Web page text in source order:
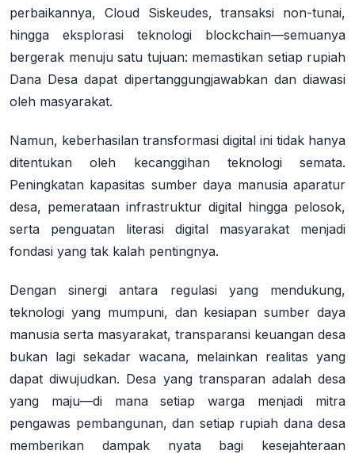
perbaikannya, Cloud Siskeudes, transaksi non-tunai,
hingga eksplorasi teknologi blockchain—semuanya
bergerak menuju satu tujuan: memastikan setiap rupiah
Dana Desa dapat dipertanggungjawabkan dan diawasi
oleh masyarakat.
Namun, keberhasilan transformasi digital ini tidak hanya
ditentukan oleh kecanggihan teknologi semata.
Peningkatan kapasitas sumber daya manusia aparatur
desa, pemerataan infrastruktur digital hingga pelosok,
serta penguatan literasi digital masyarakat menjadi
fondasi yang tak kalah pentingnya.
Dengan sinergi antara regulasi yang mendukung,
teknologi yang mumpuni, dan kesiapan sumber daya
manusia serta masyarakat, transparansi keuangan desa
bukan lagi sekadar wacana, melainkan realitas yang
dapat diwujudkan. Desa yang transparan adalah desa
yang maju—di mana setiap warga menjadi mitra
pengawas pembangunan, dan setiap rupiah dana desa
memberikan dampak nyata bagi kesejahteraan